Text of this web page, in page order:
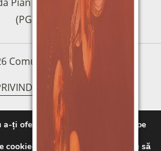
(PG)
Comunità Magnificat
COOKIE-URILE
CONFIDENȚIALITATE
LA TUTELA DEI MINORI E
ți oferi cea mai bună experiență pe
cookie-urile pe care le folosim sau să